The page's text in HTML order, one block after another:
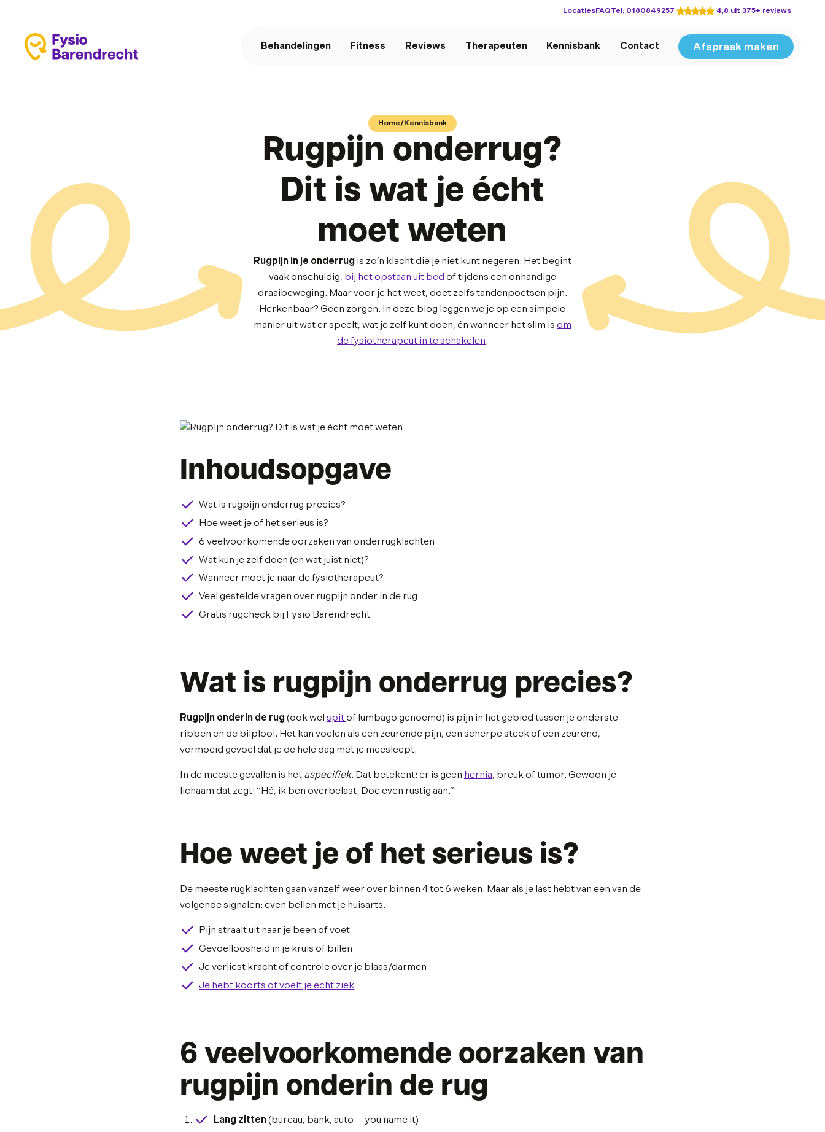
LocatiesFAQTel: 0180849257 4,8 uit 375+ reviews
Behandelingen Fitness Reviews Therapeuten Kennisbank Contact Afspraak maken
Home/Kennisbank
Rugpijn onderrug?
Dit is wat je écht
moet weten
Rugpijn in je onderrugis zo’n klacht die je niet kunt negeren. Het begint
vaak onschuldig, bij het opstaan uit bed of tijdens een onhandige
draaibeweging. Maar voor je het weet, doet zelfs tandenpoetsen pijn.
Herkenbaar? Geen zorgen. In deze blog leggen we je op een simpele
manier uit wat er speelt, wat je zelf kunt doen, én wanneer het slim is om
de fysiotherapeut in te schakelen.
Inhoudsopgave
Wat is rugpijn onderrug precies?
Hoe weet je of het serieus is?
6 veelvoorkomende oorzaken van onderrugklachten
Wat kun je zelf doen (en wat juist niet)?
Wanneer moet je naar de fysiotherapeut?
Veel gestelde vragen over rugpijn onder in de rug
Gratis rugcheck bij Fysio Barendrecht
Wat is rugpijn onderrug precies?
Rugpijn onderin de rug(ook wel spitof lumbago genoemd) is pijn in het gebied tussen je onderste
ribben en de bilplooi. Het kan voelen als een zeurende pijn, een scherpe steek of een zeurend,
vermoeid gevoel dat je de hele dag met je meesleept.
In de meeste gevallen is het aspecifiek. Dat betekent: er is geen hernia, breuk of tumor. Gewoon je
lichaam dat zegt: “Hé, ik ben overbelast. Doe even rustig aan.”
Hoe weet je of het serieus is?
De meeste rugklachten gaan vanzelf weer over binnen 4 tot 6 weken. Maar als je last hebt van een van de
volgende signalen: even bellen met je huisarts.
Pijn straalt uit naar je been of voet
Gevoelloosheid in je kruis of billen
Je verliest kracht of controle over je blaas/darmen
Je hebt koorts of voelt je echt ziek
6 veelvoorkomende oorzaken van
rugpijn onderin de rug
Lang zitten(bureau, bank, auto — you name it)